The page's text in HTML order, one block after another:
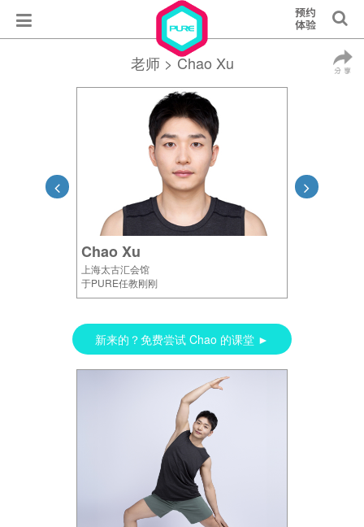
老师> Chao Xu
Chao Xu
上海太古汇会馆
于PURE任教刚刚
新来的？免费尝试 Chao 的课堂 ►